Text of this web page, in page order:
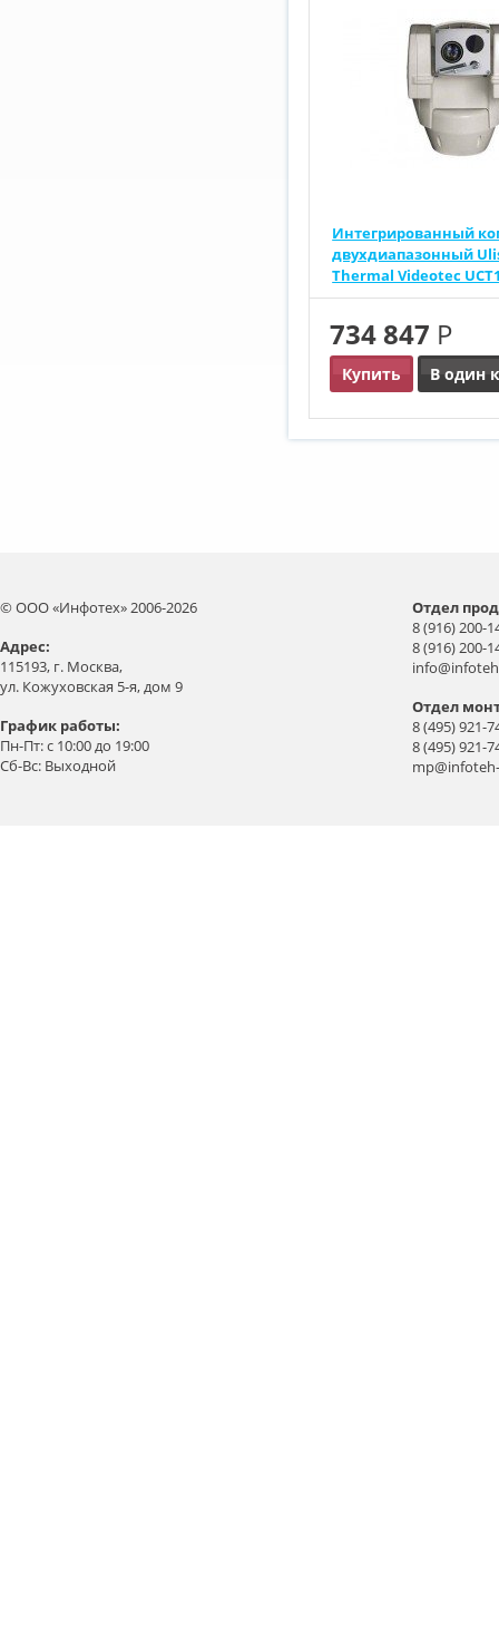
Интегрированный
двухдиапазонный
Thermal Videotec
734 847 Р
Купить В один
© ООО «Инфотех» 2006-2026
Aдрес:
115193, г. Москва,
ул. Кожуховская 5-я, дом 9
График работы:
Пн-Пт: с 10:00 до 19:00
Сб-Вс: Выходной
Отдел
8 (916) 200-
8 (916) 200-
Отдел
8 (495) 921-
8 (495) 921-